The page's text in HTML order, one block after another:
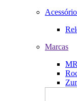
Marcas